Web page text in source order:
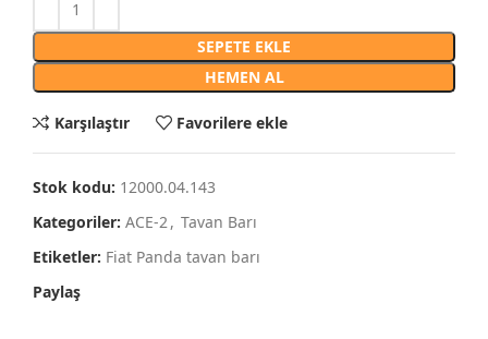
SEPETE EKLE
HEMEN AL
Karşılaştır Favorilere ekle
Stok kodu: 12000.04.143
Kategoriler: ACE-2, Tavan Barı
Etiketler: Fiat Panda tavan barı
Paylaş